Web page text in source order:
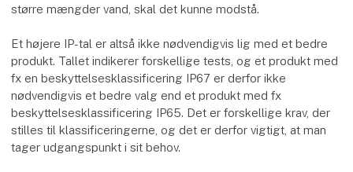
større mængder vand, skal det kunne modstå.
Et højere IP-tal er altså ikke nødvendigvis lig med et bedre
produkt. Tallet indikerer forskellige tests, og et produkt med
fx en beskyttelsesklassificering IP67 er derfor ikke
nødvendigvis et bedre valg end et produkt med fx
beskyttelsesklassificering IP65. Det er forskellige krav, der
stilles til klassificeringerne, og det er derfor vigtigt, at man
tager udgangspunkt i sit behov.